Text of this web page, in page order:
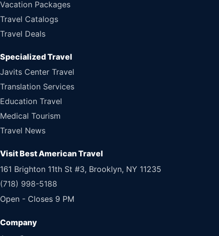
Vacation Packages
Travel Catalogs
Travel Deals
Specialized Travel
Javits Center Travel
Translation Services
Education Travel
Medical Tourism
Travel News
Visit Best American Travel
161 Brighton 11th St #3, Brooklyn, NY 11235
(718) 998-5188
Open - Closes 9 PM